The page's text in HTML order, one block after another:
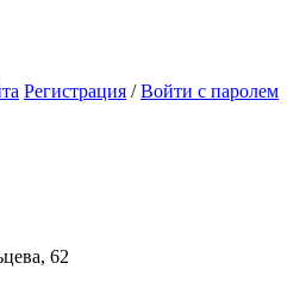
Регистрация /Войти с паролем
62